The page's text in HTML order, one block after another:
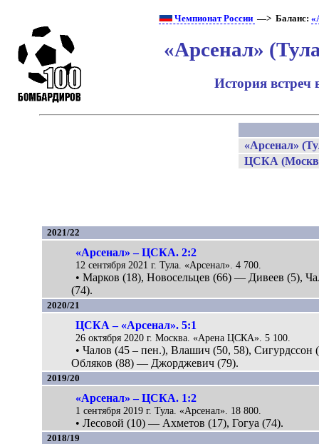
Чемпионат России —> Баланс:
«Арсенал»
История встреч
«Арсенал»
ЦСКА
2021/22
«Арсенал» – ЦСКА. 2:2
12 сентября 2021 г. Тула. «Арсенал». 4 700.
• Марков (18), Новосельцев (66) — Дивеев (5),
(74).
2020/21
ЦСКА – «Арсенал». 5:1
26 октября 2020 г. Москва. «Арена ЦСКА». 5 100.
• Чалов (45 – пен.), Влашич (50, 58), Сигурдссон
Обляков (88) — Джорджевич (79).
2019/20
«Арсенал» – ЦСКА. 1:2
1 сентября 2019 г. Тула. «Арсенал». 18 800.
• Лесовой (10) — Ахметов (17), Гогуа (74).
2018/19